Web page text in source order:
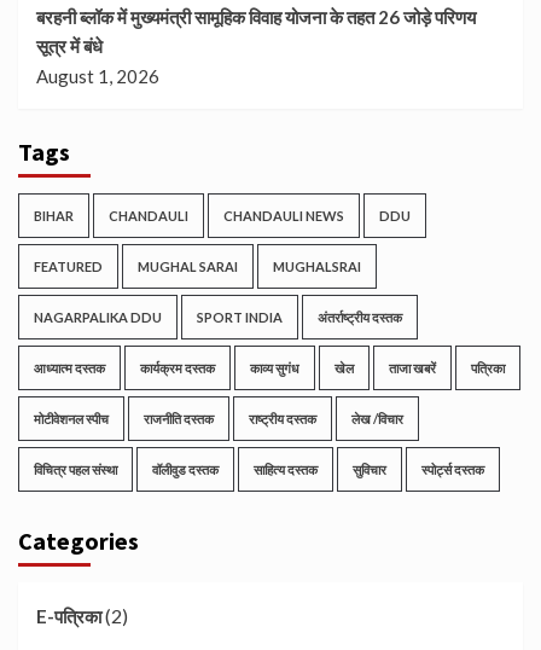
बरहनी ब्लॉक में मुख्यमंत्री सामूहिक विवाह योजना के तहत 26 जोड़े परिणय
सूत्र में बंधे
August 1, 2026
Tags
BIHAR CHANDAULI CHANDAULI NEWS DDU
FEATURED MUGHAL SARAI MUGHALSRAI
NAGARPALIKA DDU SPORT INDIA अंतर्राष्ट्रीय दस्तक
आध्यात्म दस्तक कार्यक्रम दस्तक काव्य सुगंध खेल ताजा खबरें पत्रिका
मोटीवेशनल स्पीच राजनीति दस्तक राष्ट्रीय दस्तक लेख /विचार
विचित्र पहल संस्था वॉलीवुड दस्तक साहित्य दस्तक सुविचार स्पोर्ट्स दस्तक
Categories
E-पत्रिका(2)